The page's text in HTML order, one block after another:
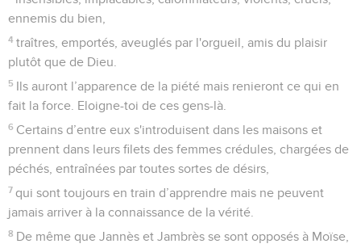
ennemis du bien,
4 traîtres, emportés, aveuglés par l'orgueil, amis du plaisir
plutôt que de Dieu.
5 Ils auront l’apparence de la piété mais renieront ce qui en
fait la force. Eloigne-toi de ces gens-là.
6 Certains d’entre eux s'introduisent dans les maisons et
prennent dans leurs filets des femmes crédules, chargées de
péchés, entraînées par toutes sortes de désirs,
7 qui sont toujours en train d’apprendre mais ne peuvent
jamais arriver à la connaissance de la vérité.
8 De même que Jannès et Jambrès se sont opposés à Moïse,